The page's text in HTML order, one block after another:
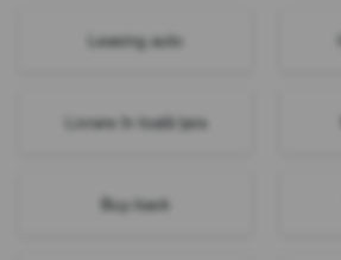
Leasing auto
Livrare în toată țara
Buy-back